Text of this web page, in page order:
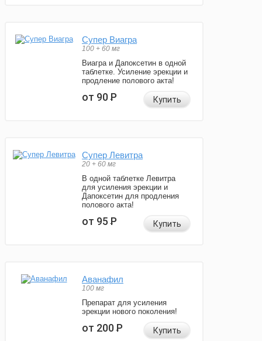
Супер Виагра
100 + 60 мг
Виагра и Дапоксетин в одной
таблетке. Усиление эрекции и
продление полового акта!
от 90Р Купить
Супер Левитра
20 + 60 мг
В одной таблетке Левитра
для усиления эрекции и
Дапоксетин для продления
полового акта!
от 95Р Купить
Аванафил
100 мг
Препарат для усиления
эрекции нового поколения!
от 200Р Купить